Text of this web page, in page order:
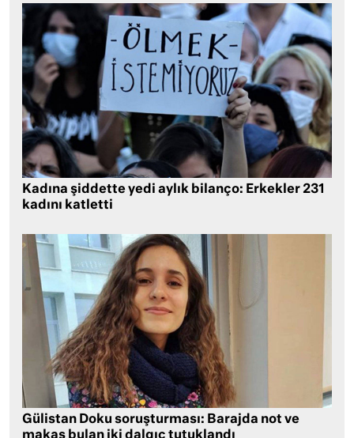
Kadına şiddette yedi aylık bilanço: Erkekler 231
kadını katletti
Gülistan Doku soruşturması: Barajda not ve